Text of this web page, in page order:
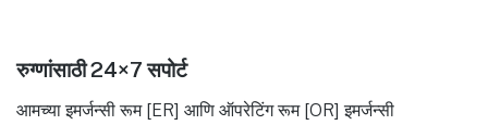
रुग्णांसाठी 24×7 सपोर्ट
आमच्या इमर्जन्सी रूम [ER] आणि ऑपरेटिंग रूम [OR] इमर्जन्सी